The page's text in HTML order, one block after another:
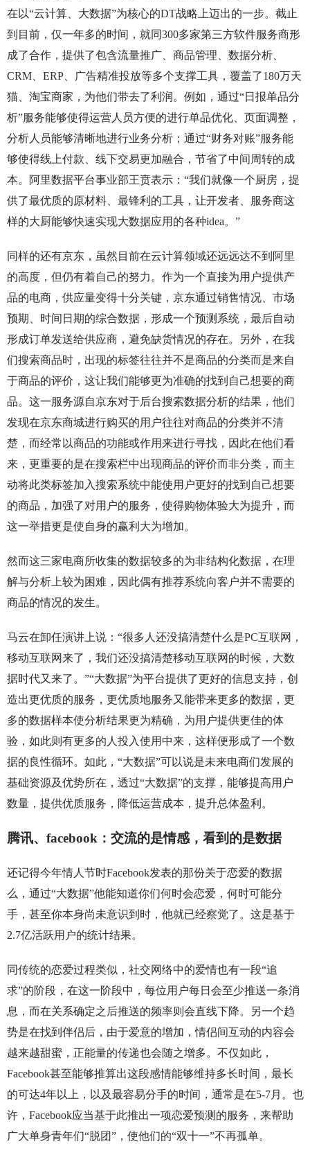
在以“云计算、大数据”为核心的DT战略上迈出的一步。截止
到目前，仅一年多的时间，就同300多家第三方软件服务商形
成了合作，提供了包含流量推广、商品管理、数据分析、
CRM、ERP、广告精准投放等多个支撑工具，覆盖了180万天
猫、淘宝商家，为他们带去了利润。例如，通过“日报单品分
析”服务能够使得运营人员方便的进行单品优化、页面调整，
分析人员能够清晰地进行业务分析；通过“财务对账”服务能
够使得线上付款、线下交易更加融合，节省了中间周转的成
本。阿里数据平台事业部王贲表示：“我们就像一个厨房，提
供了最优质的原材料、最锋利的工具，让开发者、服务商这
样的大厨能够快速实现大数据应用的各种idea。”
同样的还有京东，虽然目前在云计算领域还远远达不到阿里
的高度，但仍有着自己的努力。作为一个直接为用户提供产
品的电商，供应量变得十分关键，京东通过销售情况、市场
预期、时间日期的综合数据，形成一个预测系统，最后自动
形成订单发送给供应商，避免缺货情况的存在。另外，在我
们搜索商品时，出现的标签往往并不是商品的分类而是来自
于商品的评价，这让我们能够更为准确的找到自己想要的商
品。这一服务源自京东对于后台搜索数据分析的结果，他们
发现在京东商城进行购买的用户往往对商品的分类并不清
楚，而经常以商品的功能或作用来进行寻找，因此在他们看
来，更重要的是在搜索栏中出现商品的评价而非分类，而主
动将此类标签加入搜索系统中能使用户更好的找到自己想要
的商品，加强了对用户的服务，使得购物体验大为提升，而
这一举措更是使自身的赢利大为增加。
然而这三家电商所收集的数据较多的为非结构化数据，在理
解与分析上较为困难，因此偶有推荐系统向客户并不需要的
商品的情况的发生。
马云在卸任演讲上说：“很多人还没搞清楚什么是PC互联网，
移动互联网来了，我们还没搞清楚移动互联网的时候，大数
据时代又来了。”“大数据”为平台提供了更好的信息支持，创
造出更优质的服务，更优质地服务又能带来更多的数据，更
多的数据样本使分析结果更为精确，为用户提供更佳的体
验，如此则有更多的人投入使用中来，这样便形成了一个数
据的良性循环。如此，“大数据”可以说是未来电商们发展的
基础资源及优势所在，透过“大数据”的支撑，能够提高用户
数量，提供优质服务，降低运营成本，提升总体盈利。
腾讯、facebook：交流的是情感，看到的是数据
还记得今年情人节时Facebook发表的那份关于恋爱的数据
么，通过“大数据”他能知道你们何时会恋爱，何时可能分
手，甚至你本身尚未意识到时，他就已经察觉了。这是基于
2.7亿活跃用户的统计结果。
同传统的恋爱过程类似，社交网络中的爱情也有一段“追
求”的阶段，在这一阶段中，每位用户每日会至少推送一条消
息，而在关系确定之后推送的频率则会直线下降。另一个趋
势是在找到伴侣后，由于爱意的增加，情侣间互动的内容会
越来越甜蜜，正能量的传递也会随之增多。不仅如此，
Facebook甚至能够推算出这段感情能够维持多长时间，最长
的可达4年以上，以及最容易分手的时间，通常是在5-7月。也
许，Facebook应当基于此推出一项恋爱预测的服务，来帮助
广大单身青年们“脱团”，使他们的“双十一”不再孤单。